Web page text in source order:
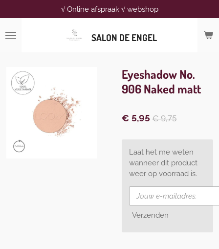
direct
naar
SALON DE ENGEL
√ Online afspraak √ webshop
Eyeshadow No.
906 Naked matt
€ 5,95 € 9,75
Laat het me weten
wanneer dit product
weer op voorraad is.
Verzenden